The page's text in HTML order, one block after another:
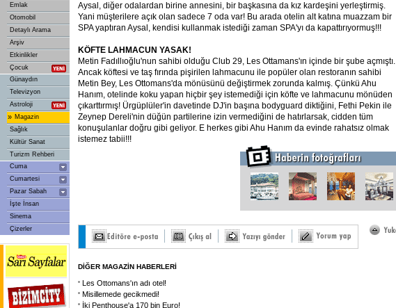
Emlak
Otomobil
Detaylı Arama
Arşiv
Etkinlikler
Çocuk
Günaydın
Televizyon
Astroloji
» Magazin
Sağlık
Kültür Sanat
Turizm Rehberi
Cuma
Cumartesi
Pazar Sabah
İşte İnsan
Sinema
Çizerler
Aysal, diğer odalardan birine annesini, bir başkasına da kız kardeşini yerleştirmiş.
Yani müşterilere açık olan sadece 7 oda var! Bu arada otelin alt katına muazzam bir
SPA yaptıran Aysal, kendisi kullanmak istediği zaman SPA'yı da kapattırıyormuş!!!
KÖFTE LAHMACUN YASAK!
Metin Fadıllıoğlu'nun sahibi olduğu Club 29, Les Ottamans'ın içinde bir şube açmıştı.
Ancak köftesi ve taş fırında pişirilen lahmacunu ile popüler olan restoranın sahibi
Metin Bey, Les Ottomans'da mönüsünü değiştirmek zorunda kalmış. Çünkü Ahu
Hanım, otelinde koku yapan hiçbir şey istemediği için köfte ve lahmacunu mönüden
çıkarttırmış! Ürgüplüler'in davetinde DJ'in başına bodyguard diktiğini, Fethi Pekin ile
Zeynep Dereli'nin düğün partilerine izin vermediğini de hatırlarsak, cidden tüm
konuşulanlar doğru gibi geliyor. E herkes gibi Ahu Hanım da evinde rahatsız olmak
istemez tabii!!!
DİĞER MAGAZİN HABERLERİ
Les Ottomans'ın adı otel!
Misillemede gecikmedi!
İki Penthouse'a 170 bin Euro!